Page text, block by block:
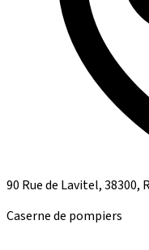
90 Rue de Lavitel, 38300,
Caserne de pompiers